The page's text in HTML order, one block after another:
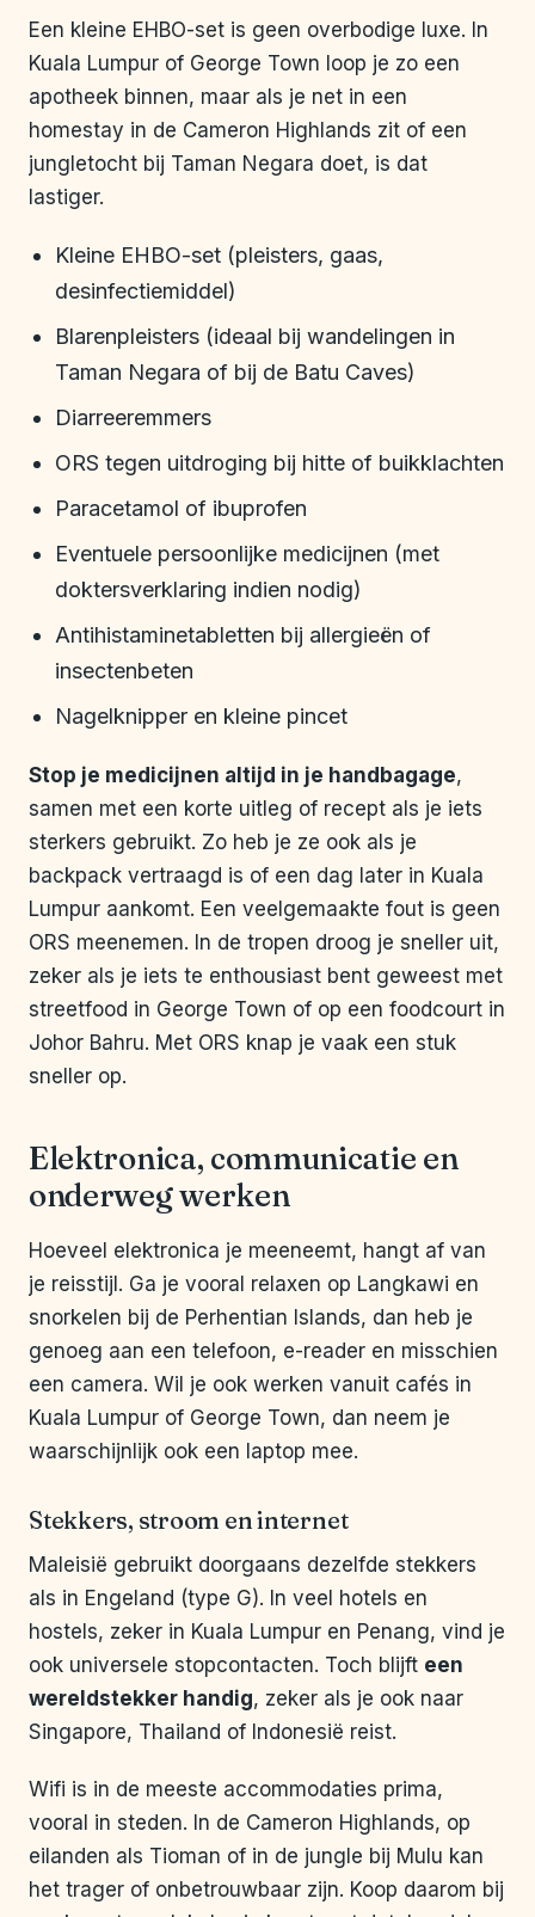
Een kleine EHBO-set is geen overbodige luxe. In
Kuala Lumpur of George Town loop je zo een
apotheek binnen, maar als je net in een
homestay in de Cameron Highlands zit of een
jungletocht bij Taman Negara doet, is dat
lastiger.
Kleine EHBO-set (pleisters, gaas,
desinfectiemiddel)
Blarenpleisters (ideaal bij wandelingen in
Taman Negara of bij de Batu Caves)
Diarreeremmers
ORS tegen uitdroging bij hitte of buikklachten
Paracetamol of ibuprofen
Eventuele persoonlijke medicijnen (met
doktersverklaring indien nodig)
Antihistaminetabletten bij allergieën of
insectenbeten
Nagelknipper en kleine pincet
Stop je medicijnen altijd in je handbagage,
samen met een korte uitleg of recept als je iets
sterkers gebruikt. Zo heb je ze ook als je
backpack vertraagd is of een dag later in Kuala
Lumpur aankomt. Een veelgemaakte fout is geen
ORS meenemen. In de tropen droog je sneller uit,
zeker als je iets te enthousiast bent geweest met
streetfood in George Town of op een foodcourt in
Johor Bahru. Met ORS knap je vaak een stuk
sneller op.
Elektronica, communicatie en
onderweg werken
Hoeveel elektronica je meeneemt, hangt af van
je reisstijl. Ga je vooral relaxen op Langkawi en
snorkelen bij de Perhentian Islands, dan heb je
genoeg aan een telefoon, e-reader en misschien
een camera. Wil je ook werken vanuit cafés in
Kuala Lumpur of George Town, dan neem je
waarschijnlijk ook een laptop mee.
Stekkers, stroom en internet
Maleisië gebruikt doorgaans dezelfde stekkers
als in Engeland (type G). In veel hotels en
hostels, zeker in Kuala Lumpur en Penang, vind je
ook universele stopcontacten. Toch blijft een
wereldstekker handig, zeker als je ook naar
Singapore, Thailand of Indonesië reist.
Wifi is in de meeste accommodaties prima,
vooral in steden. In de Cameron Highlands, op
eilanden als Tioman of in de jungle bij Mulu kan
het trager of onbetrouwbaar zijn. Koop daarom bij